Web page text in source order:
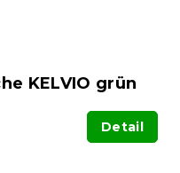
KELVIO grün
Detail